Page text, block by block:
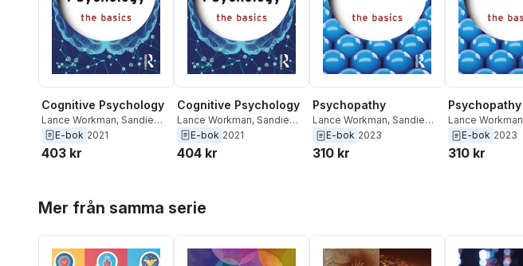
Cognitive Psychology
Lance Workman, Sandie
Taylor
E-bok 2021
403 kr
Cognitive Psychology
Lance Workman, Sandie
Taylor
E-bok 2021
404 kr
Psychopathy
Lance Workman, Sandie
Taylor
E-bok 2023
310 kr
Psychopathy
Lance Workman
Taylor
E-bok 2023
310 kr
Mer från samma serie